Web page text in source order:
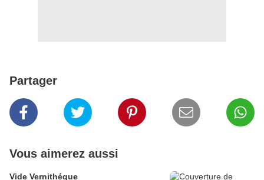
Partager
Vous aimerez aussi
Vide Vernithéque